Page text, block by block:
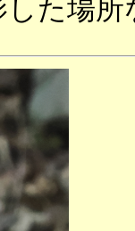
た場所